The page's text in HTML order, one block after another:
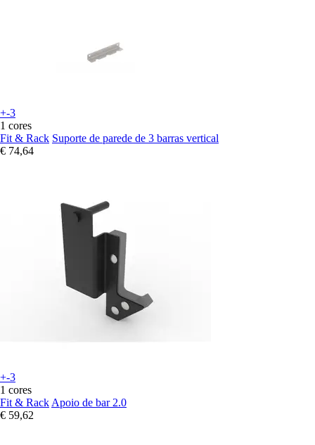
+-3
1 cores
Fit & Rack Suporte de parede de 3 barras vertical
€ 74,64
+-3
1 cores
Fit & Rack Apoio de bar 2.0
€ 59,62